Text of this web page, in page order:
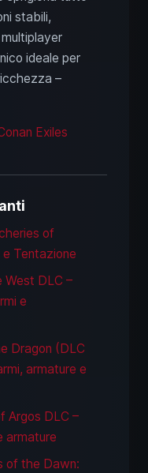
stabili,
ideale per
–
Exiles
of
e Tentazione
West DLC –
e
Dragon (DLC
armature e
Argos DLC –
armature
of the Dawn: